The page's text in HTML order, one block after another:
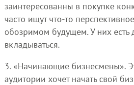
заинтересованны в покупке
часто ищут что-то
обозримом будущем. У них есть
вкладываться.
3. «Начинающие бизнесмены».
аудитории хочет начать свой